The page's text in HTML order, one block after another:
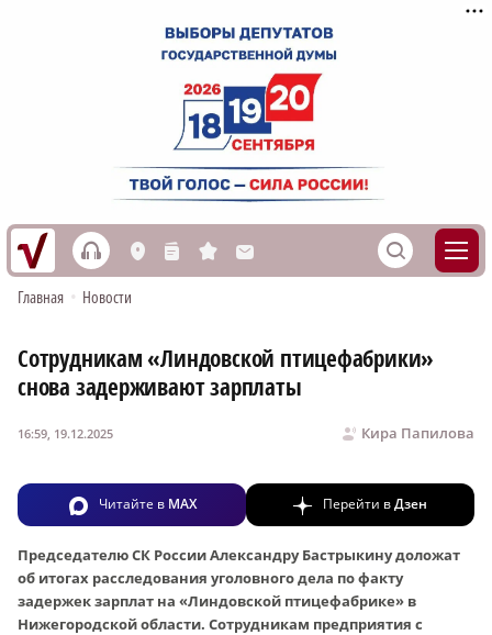
h L n s M S
Главная • Новости
Сотрудникам «Линдовской птицефабрики»
снова задерживают зарплаты
Кира Папилова
16:59, 19.12.2025
Читайте в MAX Перейти вДзен
Председателю СК России Александру Бастрыкину доложат
об итогах расследования уголовного дела по факту
задержек зарплат на «Линдовской птицефабрике» в
Нижегородской области. Сотрудникам предприятия с